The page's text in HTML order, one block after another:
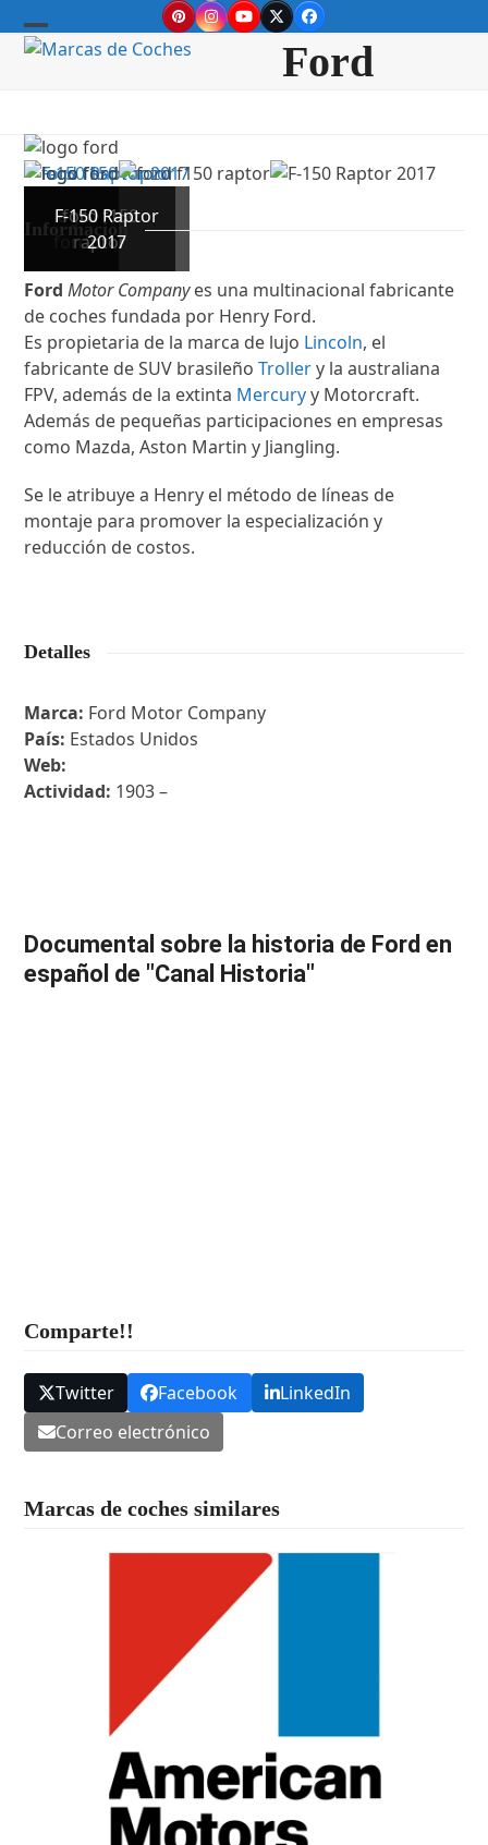
to
PinterestInstagram
YouTube
TwitterFacebook
Open
Close
Ford
logo
ford
ford f150
raptor
F-150 Raptor
2017
Información
Ford Motor Companyes una multinacional fabricante
de coches fundada por Henry Ford.
Es propietaria de la marca de lujo Lincoln, el
fabricante de SUV brasileñoTrollery la australiana
FPV, además de la extinta Mercuryy Motorcraft.
Además de pequeñas participaciones en empresas
como Mazda, Aston Martin y Jiangling.
Se le atribuye a Henry el método de líneas de
montaje para promover la especialización y
reducción de costos.
Detalles
Marca: Ford Motor Company
País: Estados Unidos
Web:
Actividad: 1903 –
Documental sobre la historia de Ford en
español de "Canal Historia"
Comparte!!
Twitter Facebook
LinkedIn
Correo electrónico
Marcas de coches similares